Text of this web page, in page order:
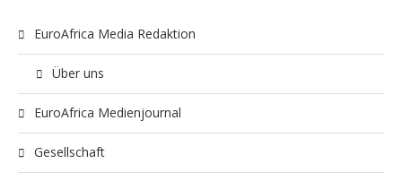
EuroAfrica Media Redaktion
Über uns
EuroAfrica Medienjournal
Gesellschaft